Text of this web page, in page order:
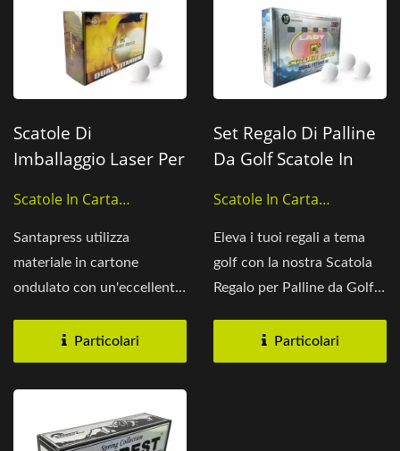
Scatole Di
Imballaggio Laser Per
Scatole In Carta
Santapress utilizza
materiale in cartone
ondulato con un'eccellente
Particolari
Set Regalo Di Palline
Da Golf Scatole In
Scatole In Carta
Eleva i tuoi regali a tema
golf con la nostra Scatola
Regalo per Palline da Golf
Particolari